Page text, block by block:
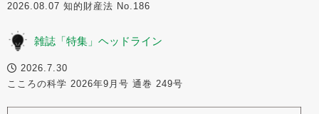
2026.08.07 知的財産法 No.186
雑誌「特集」ヘッドライン
2026.7.30
こころの科学 2026年9月号 通巻 249号